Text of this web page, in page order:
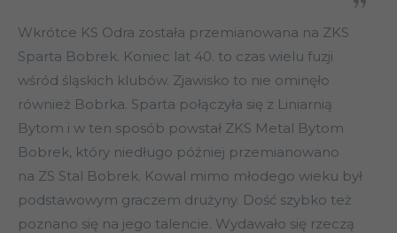
Wkrótce KS Odra została przemianowana na ZKS
Sparta Bobrek. Koniec lat 40. to czas wielu fuzji
wśród śląskich klubów. Zjawisko to nie ominęło
również Bobrka. Sparta połączyła się z Liniarnią
Bytom i w ten sposób powstał ZKS Metal Bytom
Bobrek, który niedługo później przemianowano
na ZS Stal Bobrek. Kowal mimo młodego wieku był
podstawowym graczem drużyny. Dość szybko też
poznano się na jego talencie. Wydawało się rzeczą